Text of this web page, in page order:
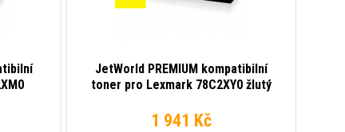
JetWorld PREMIUM kompatibilní
toner pro Lexmark 78C2XY0 žlutý
1 941 Kč